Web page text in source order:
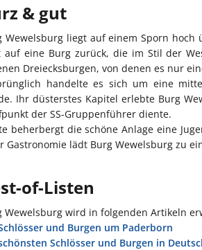
& gut
Wewelsburg liegt auf einem Sporn
auf eine Burg zurück, die im Stil der
Dreiecksburgen, von denen es nur
handelte es sich um eine
Ihr düsterstes Kapitel erlebte Burg
der SS-Gruppenführer diente.
beherbergt die schöne Anlage eine
Gastronomie lädt Burg Wewelsburg zu
of-Listen
Wewelsburg wird in folgenden Artikeln
und Burgen um Paderborn
Schlösser und Burgen in